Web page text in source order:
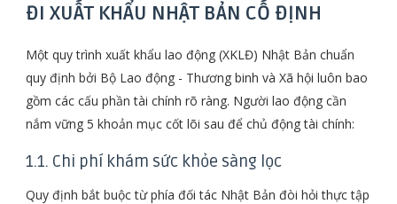
ĐI XUẤT KHẨU NHẬT BẢN CỐ ĐỊNH
Một quy trình xuất khẩu lao động (XKLĐ) Nhật Bản chuẩn
quy định bởi Bộ Lao động - Thương binh và Xã hội luôn bao
gồm các cấu phần tài chính rõ ràng. Người lao động cần
nắm vững 5 khoản mục cốt lõi sau để chủ động tài chính:
1.1. Chi phí khám sức khỏe sàng lọc
Quy định bắt buộc từ phía đối tác Nhật Bản đòi hỏi thực tập